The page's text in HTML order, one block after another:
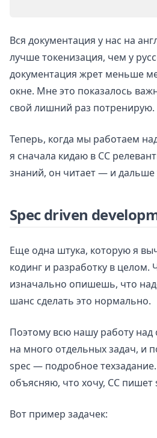
Вся документация у нас на
лучше токенизация, чем у
документация жрет меньше
окне. Мне это показалось
свой лишний раз потренирую.
Теперь, когда мы работаем
я сначала кидаю в CC
знаний, он читает — и дальше
Spec driven
Еще одна штука, которую я
кодинг и разработку в целом.
изначально опишешь, что
шанс сделать это нормально.
Поэтому всю нашу работу
на много отдельных задач, и
spec — подробное
объясняю, что хочу, CC пишет
Вот пример задачек: